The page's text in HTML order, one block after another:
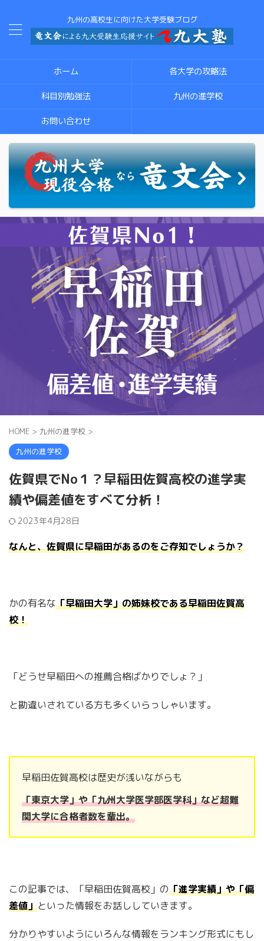
九州の高校生に向けた大学受験ブログ
ホーム 各大学の攻略法
科目別勉強法 九州の進学校
お問い合わせ
HOME > 九州の進学校 >
九州の進学校
佐賀県でNo１？早稲田佐賀高校の進学実
績や偏差値をすべて分析！
2023年4月28日
なんと、佐賀県に早稲田があるのをご存知でしょうか？
かの有名な「早稲田大学」の姉妹校である早稲田佐賀高
校！
「どうせ早稲田への推薦合格ばかりでしょ？」
と勘違いされている方も多くいらっしゃいます。
早稲田佐賀高校は歴史が浅いながらも
「東京大学」や「九州大学医学部医学科」など超難
関大学に合格者数を輩出。
この記事では、「早稲田佐賀高校」の「進学実績」や「偏
差値」といった情報をお話ししていきます。
分かりやすいようにいろんな情報をランキング形式にもし